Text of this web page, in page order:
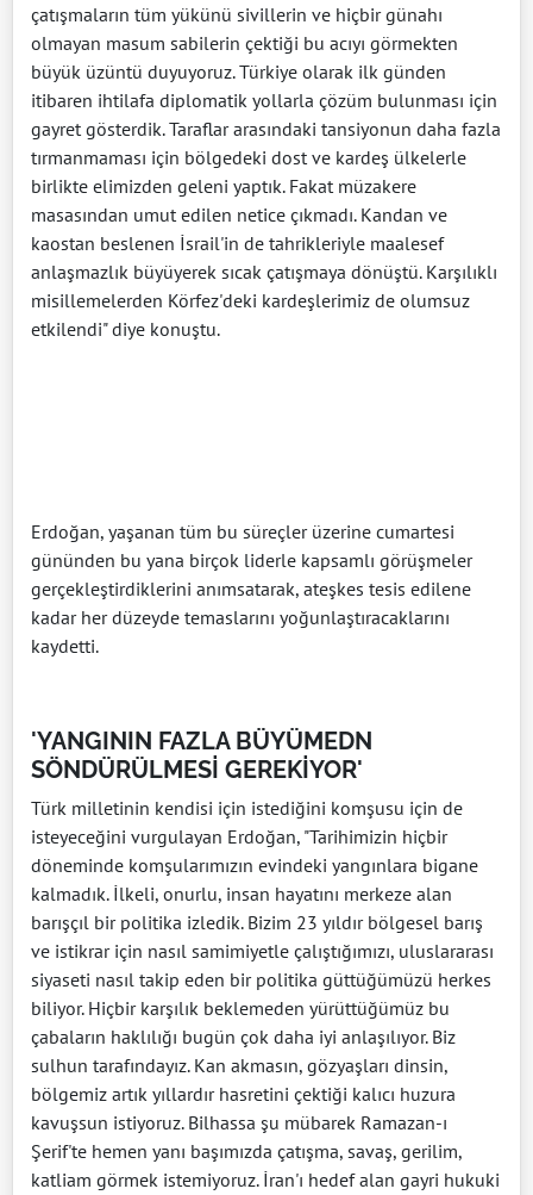
çatışmaların tüm yükünü sivillerin ve hiçbir günahı
olmayan masum sabilerin çektiği bu acıyı görmekten
büyük üzüntü duyuyoruz. Türkiye olarak ilk günden
itibaren ihtilafa diplomatik yollarla çözüm bulunması için
gayret gösterdik. Taraflar arasındaki tansiyonun daha fazla
tırmanmaması için bölgedeki dost ve kardeş ülkelerle
birlikte elimizden geleni yaptık. Fakat müzakere
masasından umut edilen netice çıkmadı. Kandan ve
kaostan beslenen İsrail'in de tahrikleriyle maalesef
anlaşmazlık büyüyerek sıcak çatışmaya dönüştü. Karşılıklı
misillemelerden Körfez'deki kardeşlerimiz de olumsuz
etkilendi" diye konuştu.
Erdoğan, yaşanan tüm bu süreçler üzerine cumartesi
gününden bu yana birçok liderle kapsamlı görüşmeler
gerçekleştirdiklerini anımsatarak, ateşkes tesis edilene
kadar her düzeyde temaslarını yoğunlaştıracaklarını
kaydetti.
'YANGININ FAZLA BÜYÜMEDN
SÖNDÜRÜLMESİ GEREKİYOR'
Türk milletinin kendisi için istediğini komşusu için de
isteyeceğini vurgulayan Erdoğan, "Tarihimizin hiçbir
döneminde komşularımızın evindeki yangınlara bigane
kalmadık. İlkeli, onurlu, insan hayatını merkeze alan
barışçıl bir politika izledik. Bizim 23 yıldır bölgesel barış
ve istikrar için nasıl samimiyetle çalıştığımızı, uluslararası
siyaseti nasıl takip eden bir politika güttüğümüzü herkes
biliyor. Hiçbir karşılık beklemeden yürüttüğümüz bu
çabaların haklılığı bugün çok daha iyi anlaşılıyor. Biz
sulhun tarafındayız. Kan akmasın, gözyaşları dinsin,
bölgemiz artık yıllardır hasretini çektiği kalıcı huzura
kavuşsun istiyoruz. Bilhassa şu mübarek Ramazan-ı
Şerif'te hemen yanı başımızda çatışma, savaş, gerilim,
katliam görmek istemiyoruz. İran'ı hedef alan gayri hukuki